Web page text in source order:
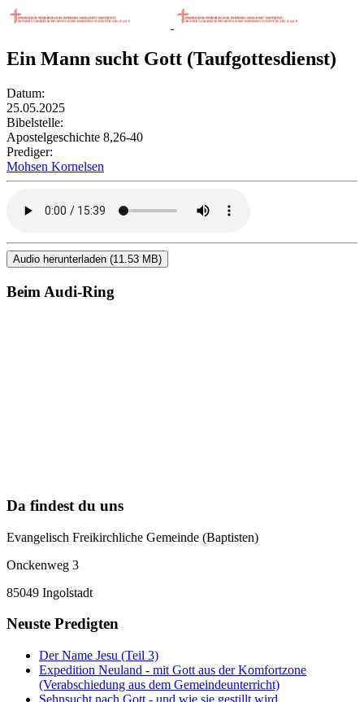
Ein Mann sucht Gott (Taufgottesdienst)
Datum:
25.05.2025
Bibelstelle:
Apostelgeschichte 8,26-40
Prediger:
Mohsen Kornelsen
Audio herunterladen (11.53 MB)
Beim Audi-Ring
Da findest du uns
Evangelisch Freikirchliche Gemeinde (Baptisten)
Onckenweg 3
85049 Ingolstadt
Neuste Predigten
Der Name Jesu (Teil 3)
Expedition Neuland - mit Gott aus der Komfortzone
(Verabschiedung aus dem Gemeindeunterricht)